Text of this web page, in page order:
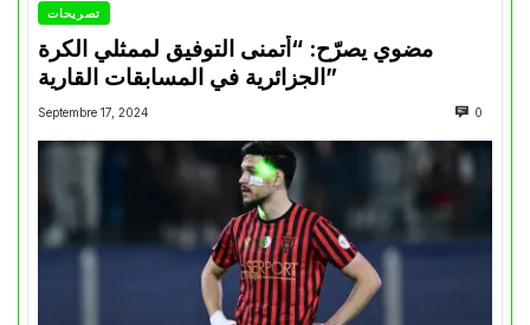
تصريحات
مضوي يصرّح: “أتمنى التوفيق لممثلي الكرة
الجزائرية في المسابقات القارية”
Septembre 17, 2024 0